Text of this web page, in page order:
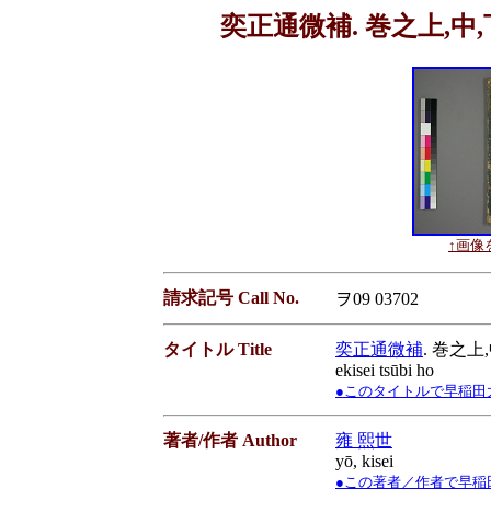
奕正通微補. 巻之上,中
↑画像
請求記号 Call No. ヲ09 03702
タイトル Title 奕正通微補. 巻之上
ekisei tsūbi ho
●このタイトルで早稲田
著者/作者 Author
雍 熙世
yō, kisei
●この著者／作者で早稲